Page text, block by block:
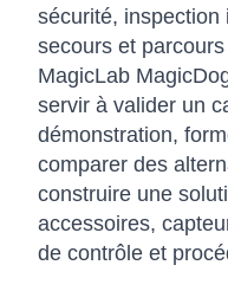
sécurité, inspection
secours et
MagicLab
servir à valider un
démonstration,
comparer des
construire une
accessoires,
de contrôle et